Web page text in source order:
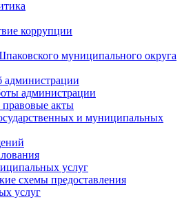
коррупции
муниципального округа
администрации
акты
и муниципальных
услуг
схемы предоставления
услуг